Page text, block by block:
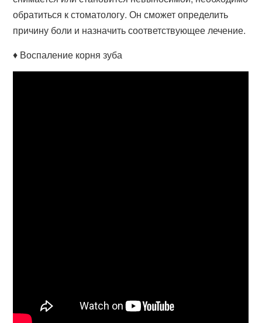
обратиться к стоматологу. Он сможет определить
причину боли и назначить соответствующее лечение.
♦️ Воспаление корня зуба